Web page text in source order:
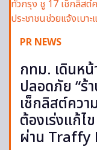
PR NEWS
กทม. เดินหน้
ปลอดภัย “ร้
เช็กลิสต์คว
ต้องเร่งแก้ไ
ผ่าน Traffy